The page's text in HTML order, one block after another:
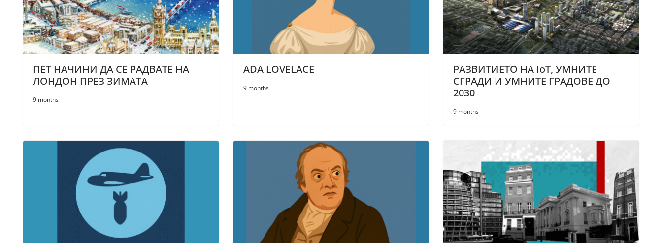
ПЕТ НАЧИНИ ДА СЕ РАДВАТЕ НА
ЛОНДОН ПРЕЗ ЗИМАТА
9 months
ADA LOVELACE
9 months
РАЗВИТИЕТО НА IoT, УМНИТЕ
СГРАДИ И УМНИТЕ ГРАДОВЕ ДО
2030
9 months